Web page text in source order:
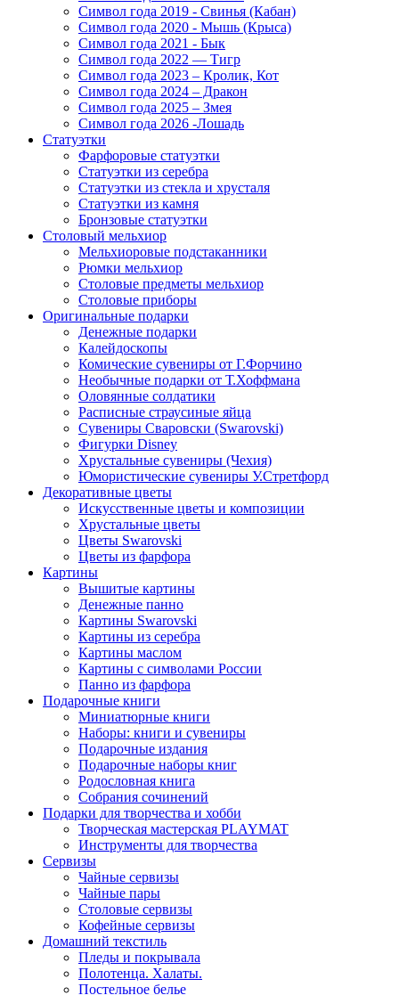
Символ года 2019 - Свинья (Кабан)
Символ года 2020 - Мышь (Крыса)
Символ года 2021 - Бык
Символ года 2022 — Тигр
Символ года 2023 – Кролик, Кот
Символ года 2024 – Дракон
Символ года 2025 – Змея
Символ года 2026 -Лошадь
Статуэтки
Фарфоровые статуэтки
Статуэтки из серебра
Статуэтки из стекла и хрусталя
Статуэтки из камня
Бронзовые статуэтки
Столовый мельхиор
Мельхиоровые подстаканники
Рюмки мельхиор
Столовые предметы мельхиор
Столовые приборы
Оригинальные подарки
Денежные подарки
Калейдоскопы
Комические сувениры от Г.Форчино
Необычные подарки от Т.Хоффмана
Оловянные солдатики
Расписные страусиные яйца
Сувениры Сваровски (Swarovski)
Фигурки Disney
Хрустальные сувениры (Чехия)
Юмористические сувениры У.Стретфорд
Декоративные цветы
Искусственные цветы и композиции
Хрустальные цветы
Цветы Swarovski
Цветы из фарфора
Картины
Вышитые картины
Денежные панно
Картины Swarovski
Картины из серебра
Картины маслом
Картины с символами России
Панно из фарфора
Подарочные книги
Миниатюрные книги
Наборы: книги и сувениры
Подарочные издания
Подарочные наборы книг
Родословная книга
Собрания сочинений
Подарки для творчества и хобби
Творческая мастерская PLAYMAT
Инструменты для творчества
Cервизы
Чайные сервизы
Чайные пары
Столовые сервизы
Кофейные сервизы
Домашний текстиль
Пледы и покрывала
Полотенца. Халаты.
Постельное белье